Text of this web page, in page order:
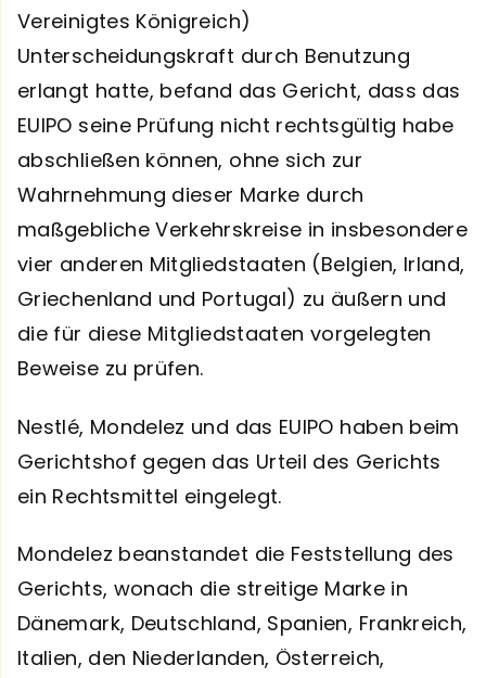
Vereinigtes Königreich)
Unterscheidungskraft durch Benutzung
erlangt hatte, befand das Gericht, dass das
EUIPO seine Prüfung nicht rechtsgültig habe
abschließen können, ohne sich zur
Wahrnehmung dieser Marke durch
maßgebliche Verkehrskreise in insbesondere
vier anderen Mitgliedstaaten (Belgien, Irland,
Griechenland und Portugal) zu äußern und
die für diese Mitgliedstaaten vorgelegten
Beweise zu prüfen.
Nestlé, Mondelez und das EUIPO haben beim
Gerichtshof gegen das Urteil des Gerichts
ein Rechtsmittel eingelegt.
Mondelez beanstandet die Feststellung des
Gerichts, wonach die streitige Marke in
Dänemark, Deutschland, Spanien, Frankreich,
Italien, den Niederlanden, Österreich,